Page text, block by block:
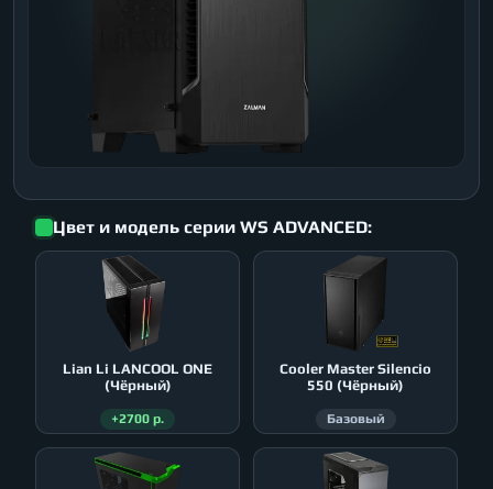
Цвет и модель серии WS ADVANCED:
Lian Li LANCOOL ONE
(Чёрный)
+2700 р.
Cooler Master Silencio
550 (Чёрный)
Базовый